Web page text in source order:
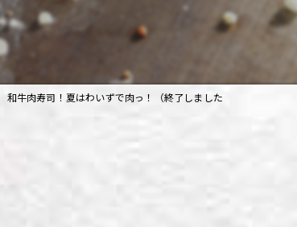
和牛肉寿司！夏はわいずで肉っ！（終了しました